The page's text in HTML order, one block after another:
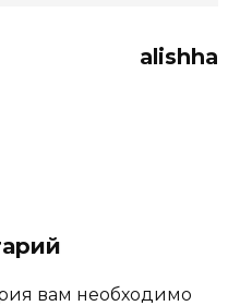
alishha
вам необходимо